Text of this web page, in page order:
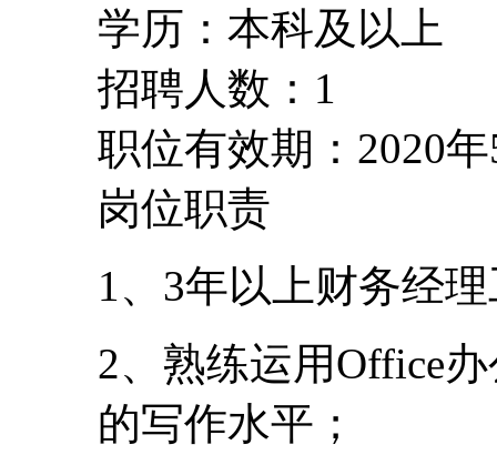
学历：本科及以上
招聘人数：1
职位有效期：2020
岗位职责
1、3年以上财务经
2、熟练运用Office
的写作水平；